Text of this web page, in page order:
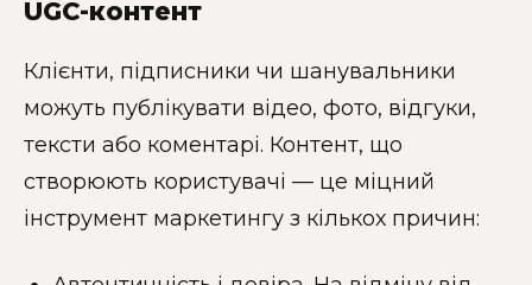
UGC-контент
Клієнти, підписники чи шанувальники
можуть публікувати відео, фото, відгуки,
тексти або коментарі. Контент, що
створюють користувачі — це міцний
інструмент маркетингу з кількох причин: